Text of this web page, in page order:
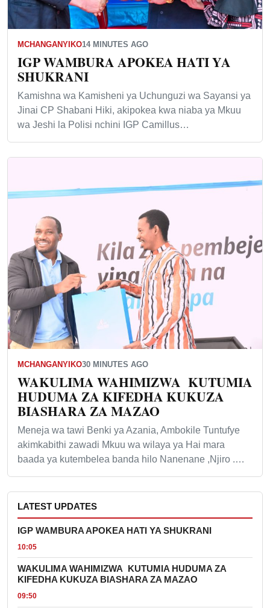
MCHANGANYIKO14 MINUTES AGO
IGP WAMBURA APOKEA HATI YA
SHUKRANI
Kamishna wa Kamisheni ya Uchunguzi wa Sayansi ya
Jinai CP Shabani Hiki, akipokea kwa niaba ya Mkuu
wa Jeshi la Polisi nchini IGP Camillus…
MCHANGANYIKO30 MINUTES AGO
WAKULIMA WAHIMIZWA KUTUMIA
HUDUMA ZA KIFEDHA KUKUZA
BIASHARA ZA MAZAO
Meneja wa tawi Benki ya Azania, Ambokile Tuntufye
akimkabithi zawadi Mkuu wa wilaya ya Hai mara
baada ya kutembelea banda hilo Nanenane ,Njiro .…
LATEST UPDATES
IGP WAMBURA APOKEA HATI YA SHUKRANI
10:05
WAKULIMA WAHIMIZWA KUTUMIA HUDUMA ZA
KIFEDHA KUKUZA BIASHARA ZA MAZAO
09:50